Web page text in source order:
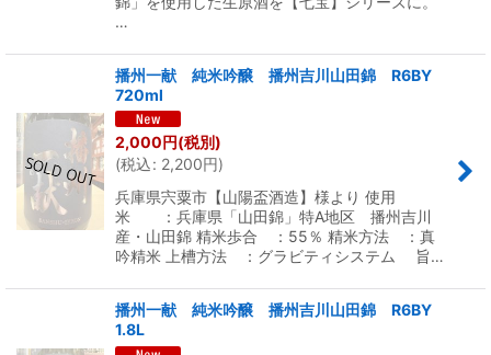
…
播州一献 純米吟醸 播州吉川山田錦 R6BY
720ml
2,000 円(税別)
(税込: 2,200円)
兵庫県宍粟市【山陽盃酒造】様より 使用
米 ：兵庫県「山田錦」特A地区 播州吉川
産・山田錦 精米歩合 ：55％ 精米方法 ：真
吟精米 上槽方法 ：グラビティシステム 旨…
播州一献 純米吟醸 播州吉川山田錦 R6BY
1.8L